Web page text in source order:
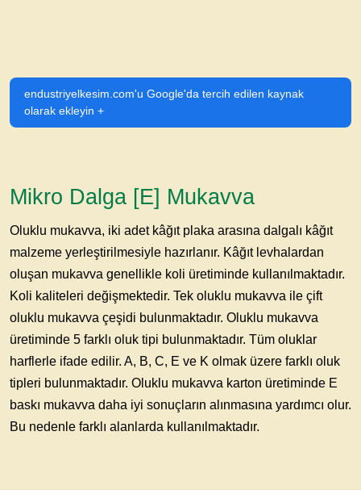
endustriyelkesim.com'u Google'da tercih edilen kaynak
olarak ekleyin +
Mikro Dalga [E] Mukavva
Oluklu mukavva, iki adet kâğıt plaka arasına dalgalı kâğıt
malzeme yerleştirilmesiyle hazırlanır. Kâğıt levhalardan
oluşan mukavva genellikle koli üretiminde kullanılmaktadır.
Koli kaliteleri değişmektedir. Tek oluklu mukavva ile çift
oluklu mukavva çeşidi bulunmaktadır. Oluklu mukavva
üretiminde 5 farklı oluk tipi bulunmaktadır. Tüm oluklar
harflerle ifade edilir. A, B, C, E ve K olmak üzere farklı oluk
tipleri bulunmaktadır. Oluklu mukavva karton üretiminde E
baskı mukavva daha iyi sonuçların alınmasına yardımcı olur.
Bu nedenle farklı alanlarda kullanılmaktadır.